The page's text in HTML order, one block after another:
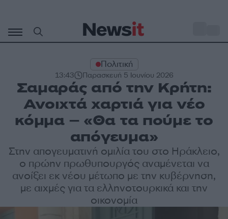
περιεχόμενο
Πολιτική
13:43 Παρασκευή 5 Ιουνίου 2026
Σαμαράς από την Κρήτη:
Ανοιχτά χαρτιά για νέο
κόμμα – «Θα τα πούμε το
απόγευμα»
Στην απογευματινή ομιλία του στο Ηράκλειο,
ο πρώην πρωθυπουργός αναμένεται να
ανοίξει εκ νέου μέτωπο με την κυβέρνηση,
με αιχμές για τα ελληνοτουρκικά και την
οικονομία